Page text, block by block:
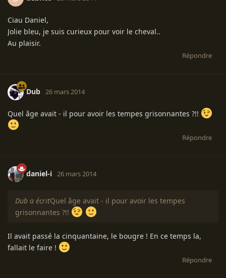
Ciau Daniel,
Jolie bleu, je suis curieux pour voir le cheval..
Au plaisir.
Répondre
Dub 26 mars 2014
Quel âge avait - il pour avoir les tempes grisonnantes ?!!
Répondre
daniel-i 26 mars 2014
Dub a écritQuel âge avait - il pour avoir les tempes
grisonnantes ?!!
Il avait passé la cinquantaine, le bougre ! En ce temps la,
fallait le faire !
Répondre